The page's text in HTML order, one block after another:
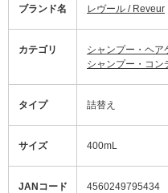
ブランド名 レヴール / Reveur
カテゴリ
シャンプー・ヘア
シャンプー・コン
タイプ 詰替え
サイズ 400mL
JANコード 4560249795434